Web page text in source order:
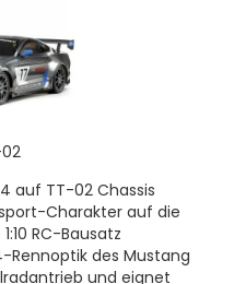
auf TT-02 Chassis
Charakter auf die
RC-Bausatz
des Mustang
und eignet